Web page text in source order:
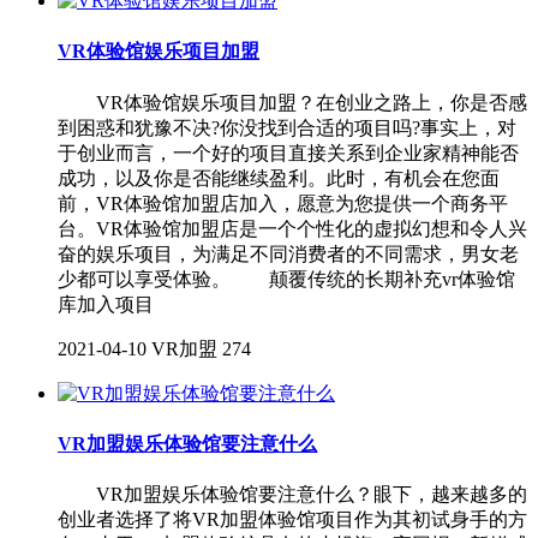
VR体验馆娱乐项目加盟
VR体验馆娱乐项目加盟？在创业之路上，你是否感
到困惑和犹豫不决?你没找到合适的项目吗?事实上，对
于创业而言，一个好的项目直接关系到企业家精神能否
成功，以及你是否能继续盈利。此时，有机会在您面
前，VR体验馆加盟店加入，愿意为您提供一个商务平
台。VR体验馆加盟店是一个个性化的虚拟幻想和令人兴
奋的娱乐项目，为满足不同消费者的不同需求，男女老
少都可以享受体验。 颠覆传统的长期补充vr体验馆
库加入项目
2021-04-10 VR加盟 274
VR加盟娱乐体验馆要注意什么
VR加盟娱乐体验馆要注意什么？眼下，越来越多的
创业者选择了将VR加盟体验馆项目作为其初试身手的方